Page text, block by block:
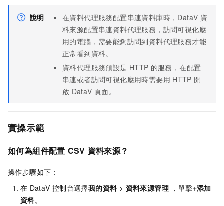
說明 在資料代理服務配置串連資料庫時，DataV 資
料來源配置串連資料代理服務，訪問可視化應
用的電腦，需要能夠訪問到資料代理服務才能
正常看到資料。
資料代理服務預設是 HTTP 的服務，在配置
串連或者訪問可視化應用時需要用 HTTP 開
啟 DataV 頁面。
實操示範
如何為組件配置 CSV 資料來源？
操作步驟如下：
在 DataV 控制台選擇我的資料> 資料來源管理 ，單擊+添加
資料。